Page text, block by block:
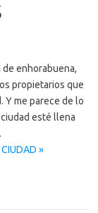
enhorabuena,
propietarios que
Y me parece de lo
esté llena
»